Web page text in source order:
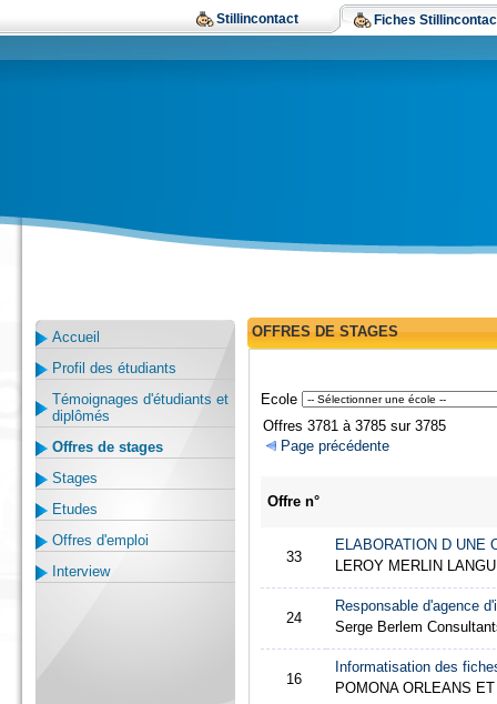
Stillincontact Fiches
Accueil
Profil des étudiants
Témoignages d'étudiants et
diplômés
Offres de stages
Stages
Etudes
Offres d'emploi
Interview
OFFRES DE STAGES
Ecole
Offres 3781 à 3785 sur 3785
Page précédente
Offre n°
33
ELABORATION D UNE
LEROY MERLIN
24
Responsable d'agence
Serge Berlem
16
Informatisation des
POMONA ORLEANS